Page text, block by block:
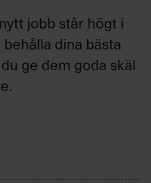
jobb står högt i
dina bästa
ge dem goda skäl